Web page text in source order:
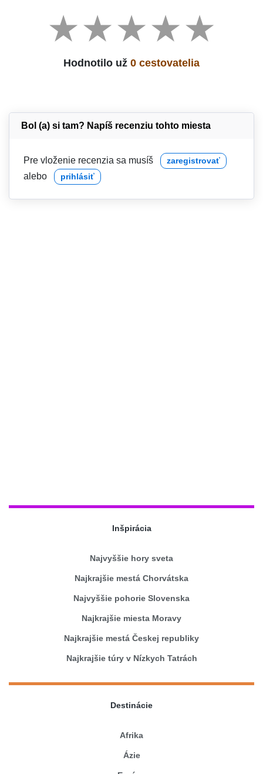
Hodnotilo už 0 cestovatelia
Bol (a) si tam? Napíš recenziu tohto miesta
Pre vloženie recenzia sa musíš zaregistrovať
alebo prihlásiť
Inšpirácia
Najvyššie hory sveta
Najkrajšie mestá Chorvátska
Najvyššie pohorie Slovenska
Najkrajšie miesta Moravy
Najkrajšie mestá Českej republiky
Najkrajšie túry v Nízkych Tatrách
Destinácie
Afrika
Ázie